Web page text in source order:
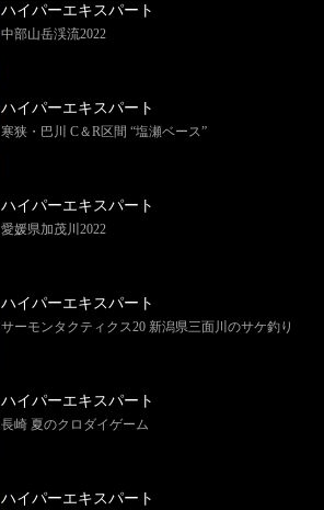
ハイパーエキスパート
中部山岳渓流2022
ハイパーエキスパート
寒狭・巴川 C＆R区間 “塩瀬ベース”
ハイパーエキスパート
愛媛県加茂川2022
ハイパーエキスパート
サーモンタクティクス20 新潟県三面川のサケ釣り
ハイパーエキスパート
長崎 夏のクロダイゲーム
ハイパーエキスパート